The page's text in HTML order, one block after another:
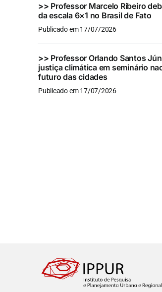
>> Professor Marcelo Ribeiro
da escala 6×1 no Brasil de Fato
Publicado em 17/07/2026
>> Professor Orlando Santos
justiça climática em seminário
futuro das cidades
Publicado em 17/07/2026